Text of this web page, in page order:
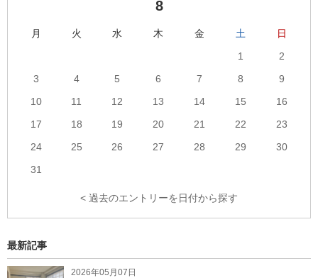
8
月 火 水 木 金 土
日
1
2
3
4 5 6 7 8
9
10
11 12 13 14 15
16
17
18 19 20 21 22
23
24
25 26 27 28 29
30
31
< 過去のエントリーを日付から探す
最新記事
2026年05月07日